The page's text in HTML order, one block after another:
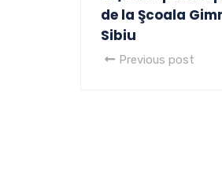
de la Şcoala
Sibiu
Previous post